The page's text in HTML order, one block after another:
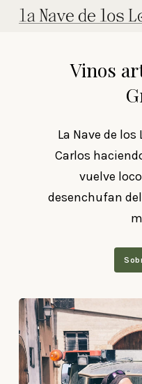
Skip
Vinos
La Nave de
Carlos
vuelve
desenchufan